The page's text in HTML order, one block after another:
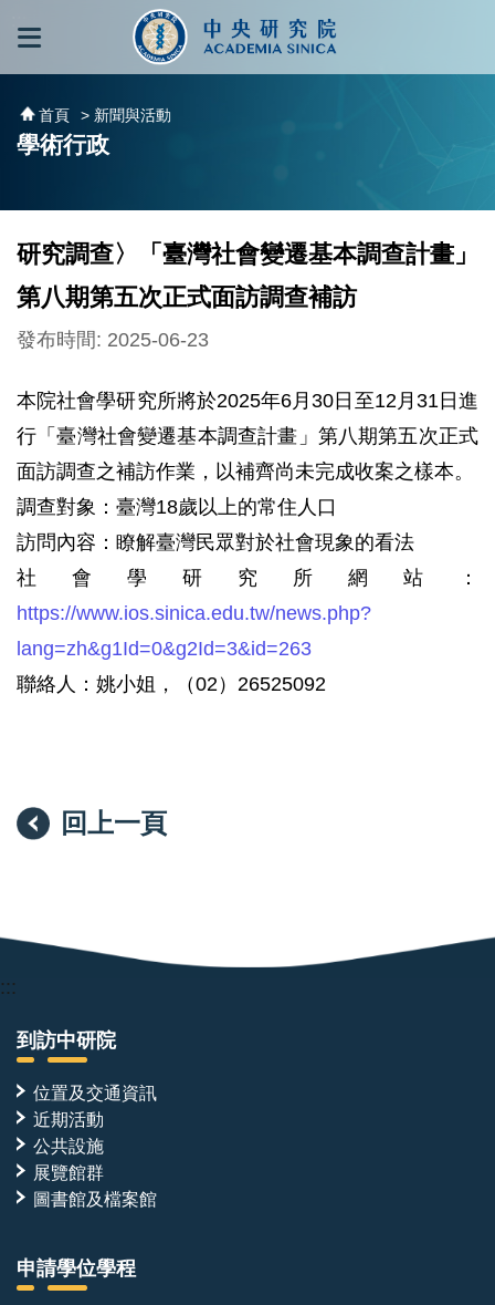
跳到主要內容區塊
首頁 > 新聞與活動
學術行政
研究調查〉「臺灣社會變遷基本調查計畫」
第八期第五次正式面訪調查補訪
發布時間: 2025-06-23
本院社會學研究所將於2025年6月30日至12月31日進
行「臺灣社會變遷基本調查計畫」第八期第五次正式
面訪調查之補訪作業，以補齊尚未完成收案之樣本。
調查對象：臺灣18歲以上的常住人口
訪問內容：瞭解臺灣民眾對於社會現象的看法
社會學研究所網站：
https://www.ios.sinica.edu.tw/news.php?
lang=zh&g1Id=0&g2Id=3&id=263
聯絡人：姚小姐，（02）26525092
回上一頁
:::
到訪中研院
位置及交通資訊
近期活動
公共設施
展覽館群
圖書館及檔案館
申請學位學程